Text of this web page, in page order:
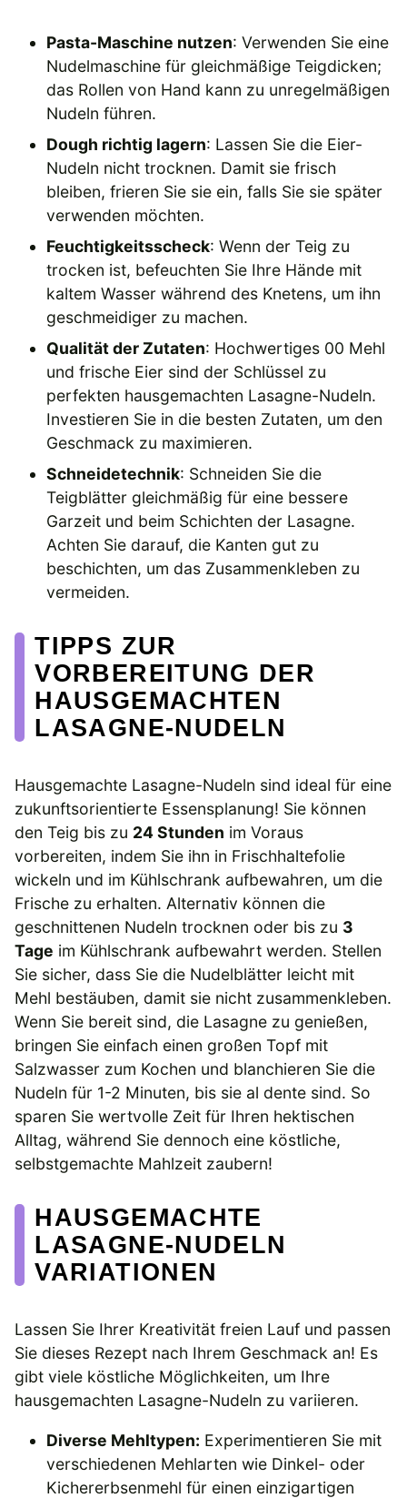
Pasta-Maschine nutzen: Verwenden Sie eine
Nudelmaschine für gleichmäßige Teigdicken;
das Rollen von Hand kann zu unregelmäßigen
Nudeln führen.
Dough richtig lagern: Lassen Sie die Eier-
Nudeln nicht trocknen. Damit sie frisch
bleiben, frieren Sie sie ein, falls Sie sie später
verwenden möchten.
Feuchtigkeitsscheck: Wenn der Teig zu
trocken ist, befeuchten Sie Ihre Hände mit
kaltem Wasser während des Knetens, um ihn
geschmeidiger zu machen.
Qualität der Zutaten: Hochwertiges 00 Mehl
und frische Eier sind der Schlüssel zu
perfekten hausgemachten Lasagne-Nudeln.
Investieren Sie in die besten Zutaten, um den
Geschmack zu maximieren.
Schneidetechnik: Schneiden Sie die
Teigblätter gleichmäßig für eine bessere
Garzeit und beim Schichten der Lasagne.
Achten Sie darauf, die Kanten gut zu
beschichten, um das Zusammenkleben zu
vermeiden.
TIPPS ZUR
VORBEREITUNG DER
HAUSGEMACHTEN
LASAGNE-NUDELN
Hausgemachte Lasagne-Nudeln sind ideal für eine
zukunftsorientierte Essensplanung! Sie können
den Teig bis zu 24 Stunden im Voraus
vorbereiten, indem Sie ihn in Frischhaltefolie
wickeln und im Kühlschrank aufbewahren, um die
Frische zu erhalten. Alternativ können die
geschnittenen Nudeln trocknen oder bis zu 3
Tage im Kühlschrank aufbewahrt werden. Stellen
Sie sicher, dass Sie die Nudelblätter leicht mit
Mehl bestäuben, damit sie nicht zusammenkleben.
Wenn Sie bereit sind, die Lasagne zu genießen,
bringen Sie einfach einen großen Topf mit
Salzwasser zum Kochen und blanchieren Sie die
Nudeln für 1-2 Minuten, bis sie al dente sind. So
sparen Sie wertvolle Zeit für Ihren hektischen
Alltag, während Sie dennoch eine köstliche,
selbstgemachte Mahlzeit zaubern!
HAUSGEMACHTE
LASAGNE-NUDELN
VARIATIONEN
Lassen Sie Ihrer Kreativität freien Lauf und passen
Sie dieses Rezept nach Ihrem Geschmack an! Es
gibt viele köstliche Möglichkeiten, um Ihre
hausgemachten Lasagne-Nudeln zu variieren.
Diverse Mehltypen: Experimentieren Sie mit
verschiedenen Mehlarten wie Dinkel- oder
Kichererbsenmehl für einen einzigartigen